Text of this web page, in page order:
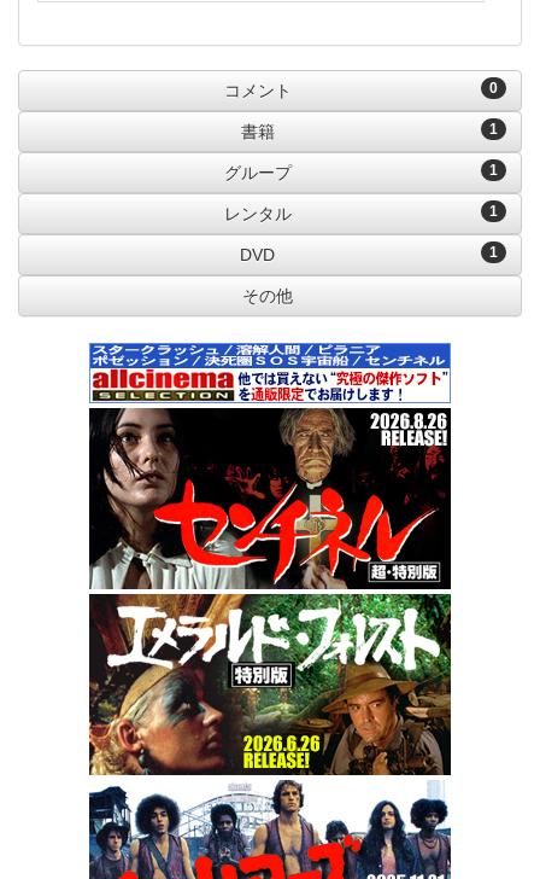
0
コメント
1
書籍
1
グループ
1
レンタル
1
DVD
その他